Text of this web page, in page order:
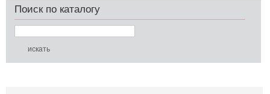
Поиск по каталогу